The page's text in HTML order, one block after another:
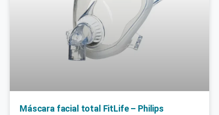
Máscara facial total FitLife – Philips